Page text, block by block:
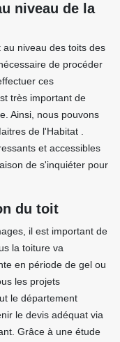
niveau de la
niveau des toits des
de procéder
ces
très important de
Ainsi, nous pouvons
de l'Habitat .
et accessibles
de s'inquiéter pour
du toit
il est important de
la toiture va
en période de gel ou
les projets
le département
le devis adéquat via
Grâce à une étude